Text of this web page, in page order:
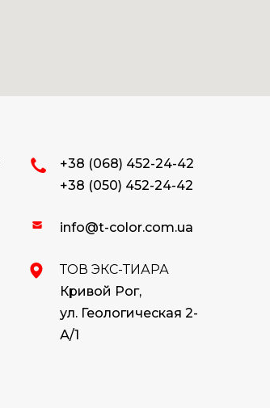
+38 (068) 452-24-42
+38 (050) 452-24-42
info@t-color.com.ua
ТОВ ЭКС-ТИАРА
Кривой Рог,
ул. Геологическая 2-
А/1